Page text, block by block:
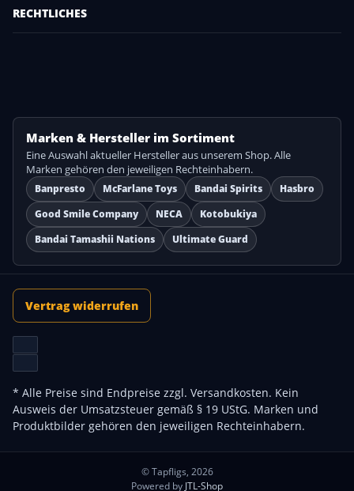
RECHTLICHES
Marken & Hersteller im Sortiment
Eine Auswahl aktueller Hersteller aus unserem Shop. Alle
Marken gehören den jeweiligen Rechteinhabern.
Banpresto McFarlane Toys Bandai Spirits
Hasbro
Good Smile Company
NECA
Kotobukiya
Bandai Tamashii Nations
Ultimate Guard
Vertrag widerrufen
* Alle Preise sind Endpreise zzgl. Versandkosten. Kein
Ausweis der Umsatzsteuer gemäß § 19 UStG. Marken und
Produktbilder gehören den jeweiligen Rechteinhabern.
© Tapfligs, 2026
Powered by JTL-Shop